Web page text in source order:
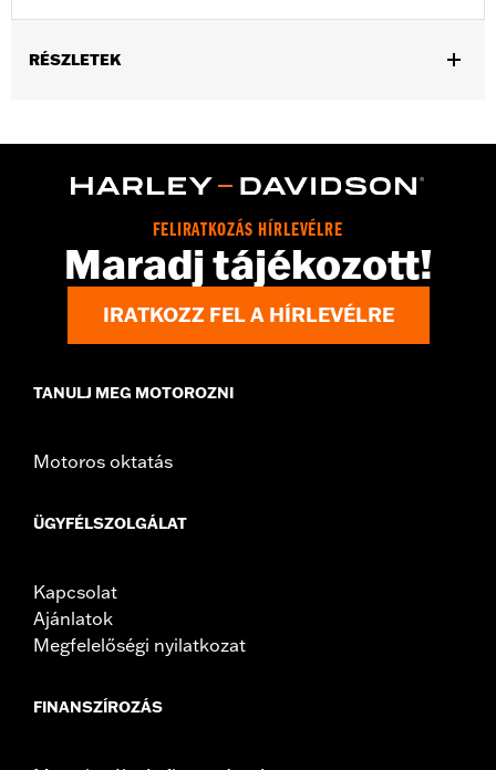
RÉSZLETEK
Sold In Units:Pair
retainer bolts and oil seals
WARRANTY:1 year limited warranty – Go towww.h-
d.com/warrantyfor full details
FELIRATKOZÁS HÍRLEVÉLRE
Maradj tájékozott!
IRATKOZZ FEL A HÍRLEVÉLRE
TANULJ MEG MOTOROZNI
Motoros oktatás
ÜGYFÉLSZOLGÁLAT
Kapcsolat
Ajánlatok
Megfelelőségi nyilatkozat
FINANSZÍROZÁS